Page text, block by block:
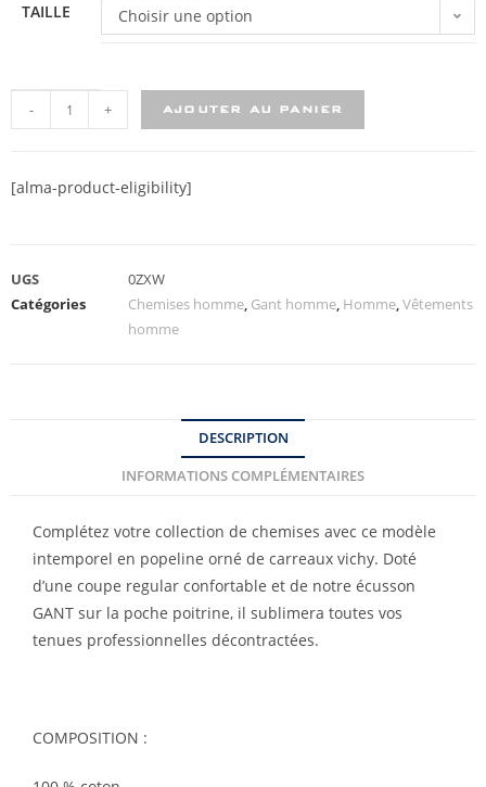
TAILLE Choisir une option
- + AJOUTER AU PANIER
[alma-product-eligibility]
UGS
0ZXW
Catégories
Chemises homme, Gant homme, Homme,Vêtements
homme
DESCRIPTION
INFORMATIONS COMPLÉMENTAIRES
Complétez votre collection de chemises avec ce modèle
intemporel en popeline orné de carreaux vichy. Doté
d’une coupe regular confortable et de notre écusson
GANT sur la poche poitrine, il sublimera toutes vos
tenues professionnelles décontractées.
COMPOSITION :